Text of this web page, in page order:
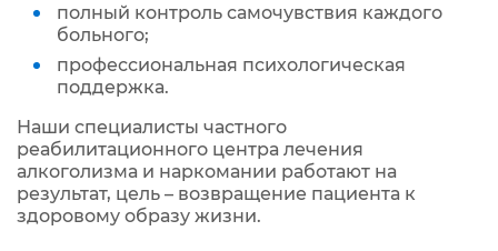
полный контроль самочувствия каждого
больного;
профессиональная психологическая
поддержка.
Наши специалисты частного
реабилитационного центра лечения
алкоголизма и наркомании работают на
результат, цель – возвращение пациента к
здоровому образу жизни.